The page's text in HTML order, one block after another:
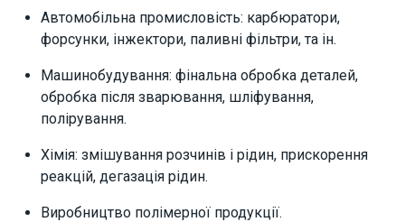
Автомобільна промисловість: карбюратори,
форсунки, інжектори, паливні фільтри, та ін.
Машинобудування: фінальна обробка деталей,
обробка після зварювання, шліфування,
полірування.
Хімія: змішування розчинів і рідин, прискорення
реакцій, дегазація рідин.
Виробництво полімерної продукції.